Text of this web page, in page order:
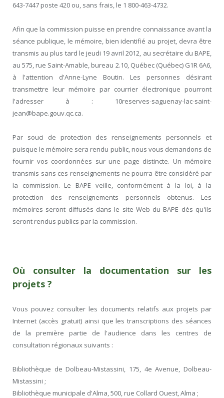
643-7447 poste 420 ou, sans frais, le 1 800-463-4732.
Afin que la commission puisse en prendre connaissance avant la
séance publique, le mémoire, bien identifié au projet, devra être
transmis au plus tard le jeudi 19 avril 2012, au secrétaire du BAPE,
au 575, rue Saint-Amable, bureau 2.10, Québec (Québec) G1R 6A6,
à l'attention d'Anne-Lyne Boutin. Les personnes désirant
transmettre leur mémoire par courrier électronique pourront
l'adresser à : 10reserves-saguenay-lac-saint-
jean@bape.gouv.qc.ca.
Par souci de protection des renseignements personnels et
puisque le mémoire sera rendu public, nous vous demandons de
fournir vos coordonnées sur une page distincte. Un mémoire
transmis sans ces renseignements ne pourra être considéré par
la commission. Le BAPE veille, conformément à la loi, à la
protection des renseignements personnels obtenus. Les
mémoires seront diffusés dans le site Web du BAPE dès qu'ils
seront rendus publics par la commission.
Où consulter la documentation sur les
projets ?
Vous pouvez consulter les documents relatifs aux projets par
Internet (accès gratuit) ainsi que les transcriptions des séances
de la première partie de l'audience dans les centres de
consultation régionaux suivants :
Bibliothèque de Dolbeau-Mistassini, 175, 4e Avenue, Dolbeau-
Mistassini ;
Bibliothèque municipale d'Alma, 500, rue Collard Ouest, Alma ;